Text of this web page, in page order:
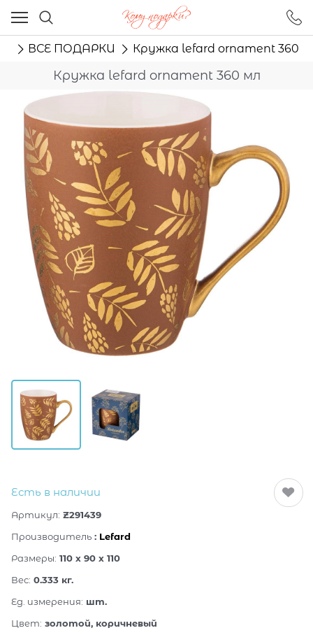
ВСЕ ПОДАРКИ Кружка lefard ornament 360
Кружка lefard ornament 360 мл
Есть в наличии
Артикул: Z291439
Производитель : Lefard
Размеры: 110 x 90 x 110
Вес: 0.333 кг.
Ед. измерения: шт.
Цвет: золотой, коричневый
Ваш город - Москва,
угадали?
ДА НЕТ